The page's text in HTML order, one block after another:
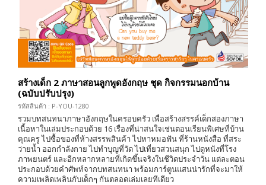
สร้างเด็ก 2 ภาษาสอนลูกพูดอังกฤษ ชุด กิจกรรมนอกบ้าน
(ฉบับปรับปรุง)
รหัสสินค้า : P-YOU-1280
รวมบทสนทนาภาษาอังกฤษในครอบครัว เพื่อสร้างสรรค์เด็กสองภาษา
เนื้อหาในเล่มประกอบด้วย 16 เรื่องที่น่าสนใจเช่นตอนเรียนพิเศษที่บ้าน
คุณครู ไปซื้อของที่ห้างสรรพสินค้า ไปหาหมอฟัน ที่ร้านหนังสือ ที่สระ
ว่ายน้ำ ออกกำลังกาย ไปทำบุญที่วัด ไปเที่ยวสวนสนุก ไปดูหนังที่โรง
ภาพยนตร์ และอีกหลากหลายที่เกิดขึ้นจริงในชีวิตประจำวัน แต่ละตอน
ประกอบด้วยคำศัพท์จากบทสนทนา พร้อมการ์ตูนแสนน่ารักที่จะมาให้
ความเพลิดเพลินกับเด็กๆ กันตลอดเล่มเลยทีเดียว